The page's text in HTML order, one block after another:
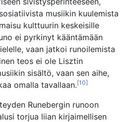
musiikin kuulemista
kulttuurin keskeisille
ei pyrkinyt kääntämään
vaan jatkoi runoilemista
teos ei ole Lisztin
sisältö, vaan sen aihe,
omalla tavallaan. [10]
Runebergin runoon
torjua liian kirjaimellisen